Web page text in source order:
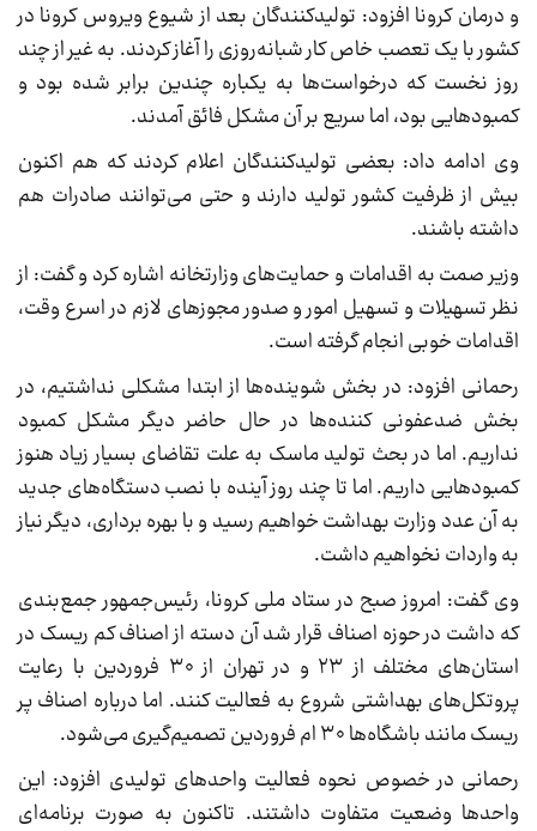
و درمان کرونا افزود: تولیدکنندگان بعد از شیوع ویروس کرونا در
کشور با یک تعصب خاص کار شبانه‌روزی را آغاز کردند. به غیر از چند
روز نخست که درخواست‌ها به یکباره چندین برابر شده بود و
کمبود‌هایی بود، اما سریع بر آن مشکل فائق آمدند.
وی ادامه داد: بعضی تولیدکنندگان اعلام کردند که هم اکنون
بیش از ظرفیت کشور تولید دارند و حتی می‌توانند صادرات هم
داشته باشند.
وزیر صمت به اقدامات و حمایت‌های وزارتخانه اشاره کرد و گفت: از
نظر تسهیلات و تسهیل امور و صدور مجوز‌های لازم در اسرع وقت،
اقدامات خوبی انجام گرفته است.
رحمانی افزود: در بخش شوینده‌ها از ابتدا مشکلی نداشتیم، در
بخش ضدعفونی کننده‌ها در حال حاضر دیگر مشکل کمبود
نداریم. اما در بحث تولید ماسک به علت تقاضای بسیار زیاد هنوز
کمبود‌هایی داریم. اما تا چند روز آینده با نصب دستگاه‌های جدید
به آن عدد وزارت بهداشت خواهیم رسید و با بهره برداری، دیگر نیاز
به واردات نخواهیم داشت.
وی گفت: امروز صبح در ستاد ملی کرونا، رئیس‌جمهور جمع‌بندی
که داشت در حوزه اصناف قرار شد آن دسته از اصناف کم ریسک در
استان‌های مختلف از ۲۳ و در تهران از ۳۰ فروردین با رعایت
پروتکل‌های بهداشتی شروع به فعالیت کنند. اما درباره اصناف پر
ریسک مانند باشگاه‌ها ۳۰ ام فروردین تصمیم‌گیری می‌شود.
رحمانی در خصوص نحوه فعالیت واحد‌های تولیدی افزود: این
واحد‌ها وضعیت متفاوت داشتند. تاکنون به صورت برنامه‌ای